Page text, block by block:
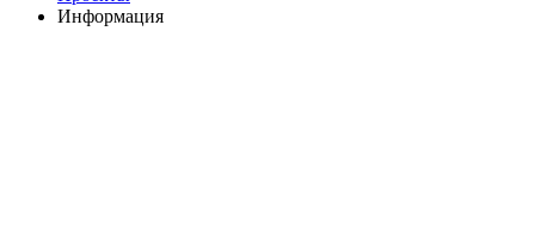
Информация